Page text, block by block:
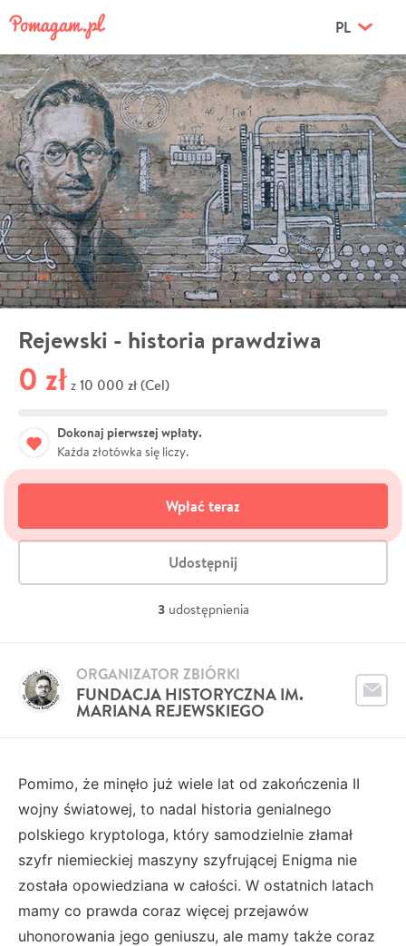
PL
Rejewski - historia prawdziwa
0 zł z 10 000 zł (Cel)
Dokonaj pierwszej wpłaty.
Każda złotówka się liczy.
Wpłać teraz
Udostępnij
3 udostępnienia
FUNDACJA HISTORYCZNA IM.
MARIANA REJEWSKIEGO
ORGANIZATOR ZBIÓRKI
Pomimo, że minęło już wiele lat od zakończenia II
wojny światowej, to nadal historia genialnego
polskiego kryptologa, który samodzielnie złamał
szyfr niemieckiej maszyny szyfrującej Enigma nie
została opowiedziana w całości. W ostatnich latach
mamy co prawda coraz więcej przejawów
uhonorowania jego geniuszu, ale mamy także coraz